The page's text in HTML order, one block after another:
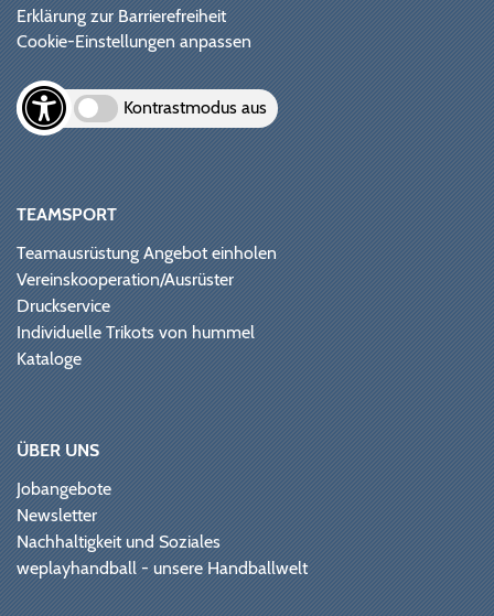
Erklärung zur Barrierefreiheit
Cookie-Einstellungen anpassen
Kontrastmodus aus
TEAMSPORT
Teamausrüstung Angebot einholen
Vereinskooperation/Ausrüster
Druckservice
Individuelle Trikots von hummel
Kataloge
ÜBER UNS
Jobangebote
Newsletter
Nachhaltigkeit und Soziales
weplayhandball - unsere Handballwelt